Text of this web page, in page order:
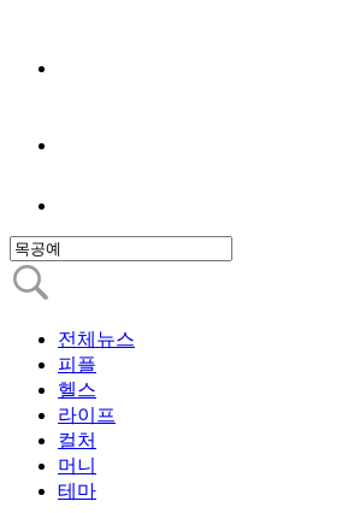
전체뉴스
피플
헬스
라이프
컬처
머니
테마